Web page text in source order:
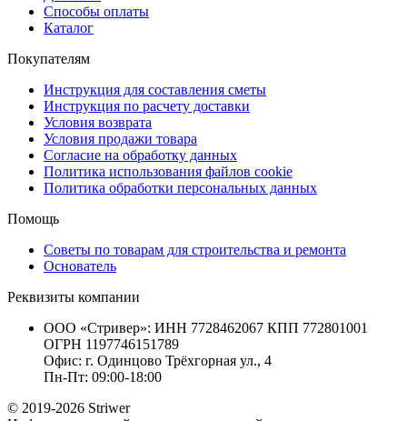
Способы оплаты
Каталог
Покупателям
Инструкция для составления сметы
Инструкция по расчету доставки
Условия возврата
Условия продажи товара
Согласие на обработку данных
Политика использования файлов cookie
Политика обработки персональных данных
Помощь
Советы по товарам для строительства и ремонта
Основатель
Реквизиты компании
ООО «Стривер»: ИНН 7728462067 КПП 772801001
ОГРН 1197746151789
Офис: г. Одинцово Трёхгорная ул., 4
Пн-Пт: 09:00-18:00
© 2019-2026 Striwer